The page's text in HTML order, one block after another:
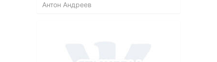
Антон Андреев